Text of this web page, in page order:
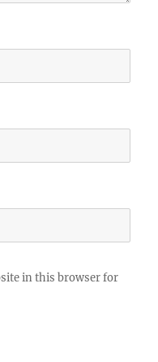
in this browser for